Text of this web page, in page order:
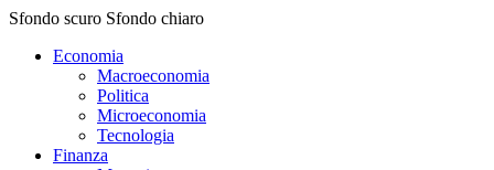
Sfondo scuro Sfondo chiaro
Economia
Macroeconomia
Politica
Microeconomia
Tecnologia
Finanza